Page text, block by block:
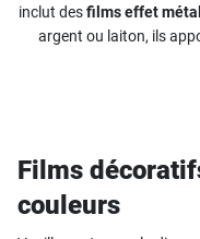
inclut desfilms effet
argent ou laiton, ils
Films
couleurs